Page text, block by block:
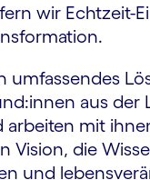
wir Echtzeit-
umfassendes
aus der
arbeiten mit
Vision, die
und